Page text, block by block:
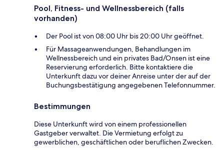
Pool, Fitness- und Wellnessbereich (falls
vorhanden)
Der Pool ist von 08:00 Uhr bis 20:00 Uhr geöffnet.
Für Massageanwendungen, Behandlungen im
Wellnessbereich und ein privates Bad/Onsen ist eine
Reservierung erforderlich. Bitte kontaktiere die
Unterkunft dazu vor deiner Anreise unter der auf der
Buchungsbestätigung angegebenen Telefonnummer.
Bestimmungen
Diese Unterkunft wird von einem professionellen
Gastgeber verwaltet. Die Vermietung erfolgt zu
gewerblichen, geschäftlichen oder beruflichen Zwecken.